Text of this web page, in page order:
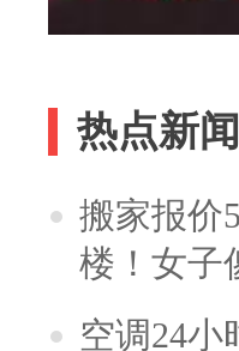
热点新闻
搬家报价
楼！女
空调24小